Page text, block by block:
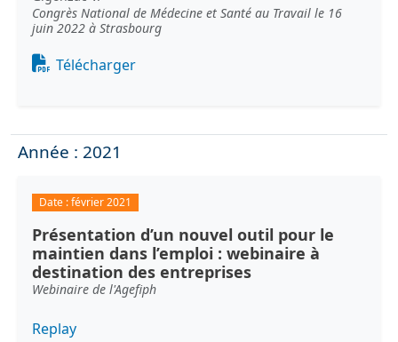
Congrès National de Médecine et Santé au Travail le 16
juin 2022 à Strasbourg
Document
Télécharger
Année : 2021
Date :février 2021
Présentation d’un nouvel outil pour le
maintien dans l’emploi : webinaire à
destination des entreprises
Webinaire de l'Agefiph
Replay